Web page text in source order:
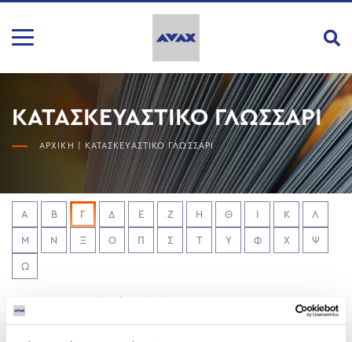
ΚΑΤΑΣΚΕΥΑΣΤΙΚΟ ΓΛΩΣΣΑΡΙ
ΑΡΧΙΚΗ ΚΑΤΑΣΚΕΥΑΣΤΙΚΟ ΓΛΩΣΣΑΡΙ
Α Β Γ Δ Ε Ζ Η Θ Ι Κ Λ
Μ Ν Ξ Ο Π Σ Τ Υ Φ Χ Ψ
Ω
No glossary items for this criteria.